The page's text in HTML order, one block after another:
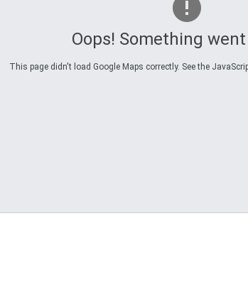
Oops! Something
This page didn't load Google Maps correctly. See the